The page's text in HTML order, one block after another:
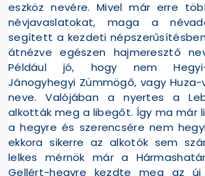
eszköz nevére. Mivel már erre
névjavaslatokat, maga a
segített a kezdeti
átnézve egészen hajmeresztő
Például jó, hogy nem Hegyi-
Jánogyhegyi Zümmögő, vagy
neve. Valójában a nyertes a
alkották meg a libegőt. Így ma már
a hegyre és szerencsére nem
ekkora sikerre az alkotók sem
lelkes mérnök már a
Gellért-hegyre kezdte meg az új